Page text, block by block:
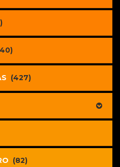
(427)
(82)